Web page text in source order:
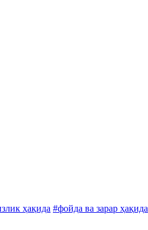
ҳақида #фойда ва зарар ҳақида